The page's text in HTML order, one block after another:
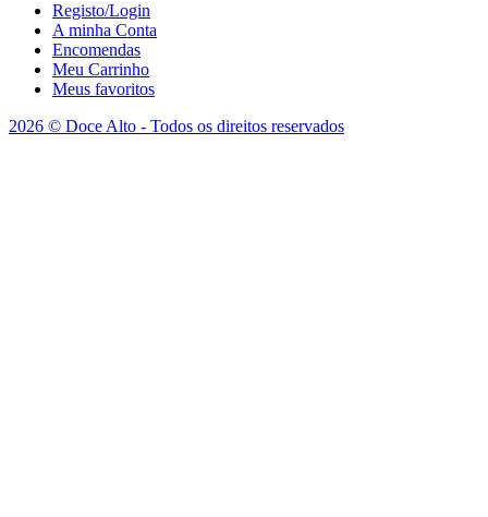
Registo/Login
A minha Conta
Encomendas
Meu Carrinho
Meus favoritos
2026 © Doce Alto - Todos os direitos reservados